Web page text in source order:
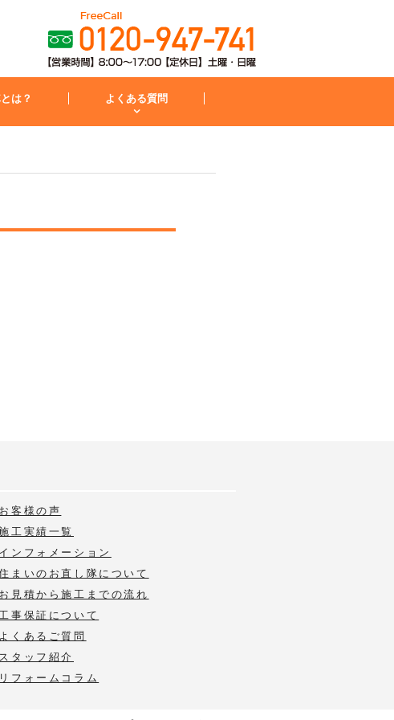
IH・コンロ
面化粧台 コンロ
は？
お見積から施工までの流れ
よくある質問
お客様の声
工実績一覧
インフォメーション
まいのお直し隊について
お見積から施工までの流れ
工事保証について
よくあるご質問
スタッフ紹介
リフォームコラム